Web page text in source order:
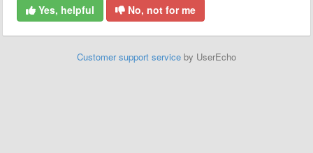
Yes, helpful No, not for me
Customer support service by UserEcho